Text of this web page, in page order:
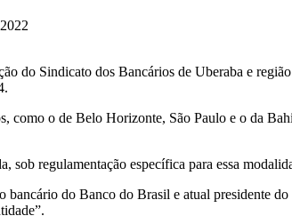
Sindicato dos Bancários de Uberaba e
o de Belo Horizonte, São Paulo e o da
regulamentação específica para essa
do Banco do Brasil e atual presidente